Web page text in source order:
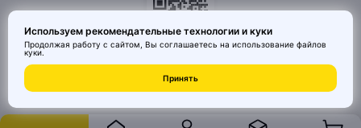
© 2026 MAI HE MAI. Маркетплейс дизайнерских товаров со всего
Китая по ценам заводов. Все права защищены.
Используем рекомендательные технологии и куки
Продолжая работу с сайтом, Вы соглашаетесь на использование файлов
куки.
Принять